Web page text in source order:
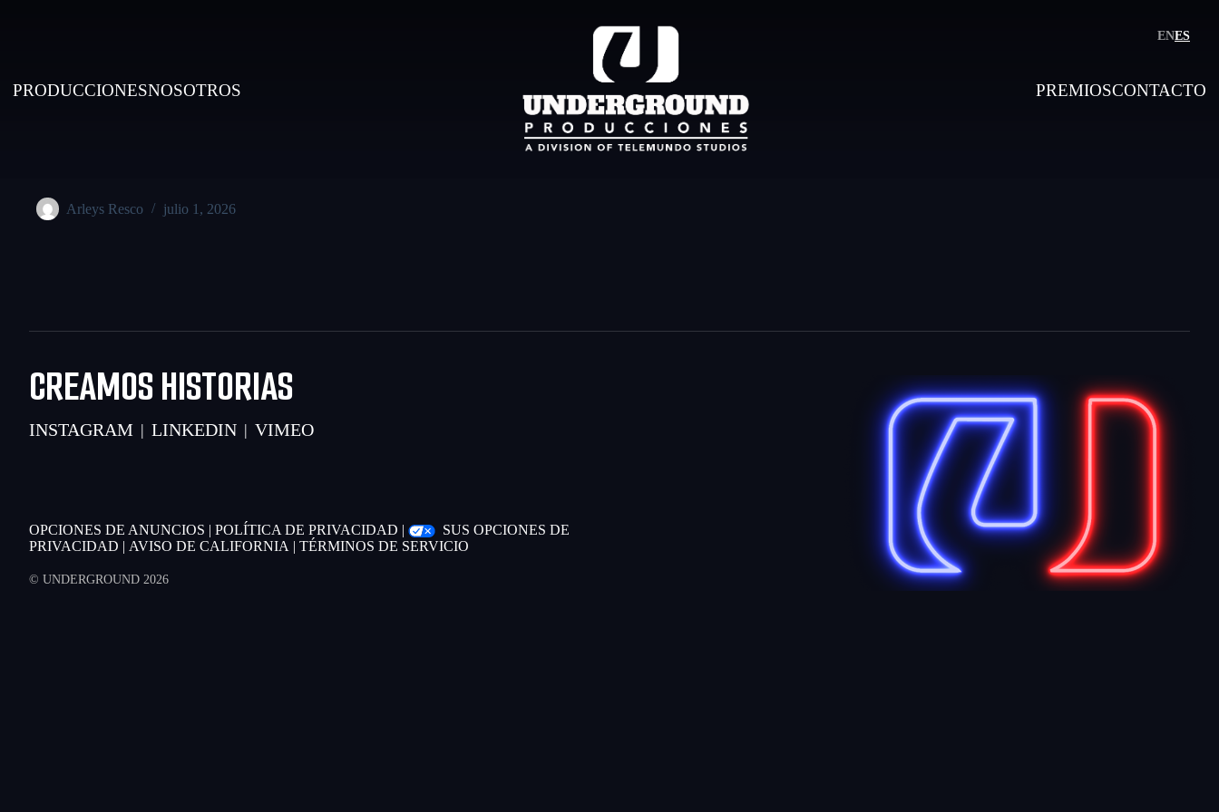
PRODUCCIONESNOSOTROS PREMIOSCONTACTO
ENES
Arleys Resco julio 1, 2026
CREAMOS HISTORIAS
INSTAGRAM | LINKEDIN | VIMEO
OPCIONES DE ANUNCIOS | POLÍTICA DE PRIVACIDAD |
SUS OPCIONES DE
PRIVACIDAD | AVISO DE CALIFORNIA | TÉRMINOS DE SERVICIO
© UNDERGROUND 2026